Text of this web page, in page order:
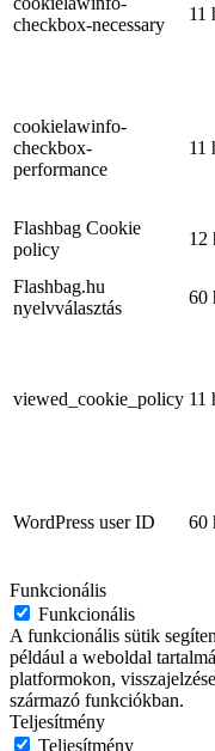
checkbox-necessary
11
cookielawinfo-
checkbox-
performance
11
Flashbag Cookie
policy
12
Flashbag.hu
nyelvválasztás
60
viewed_cookie_policy 11
WordPress user ID 60
Funkcionális
Funkcionális
A funkcionális sütik
például a weboldal
platformokon,
származó funkciókban.
Teljesítmény
Teljesítmény